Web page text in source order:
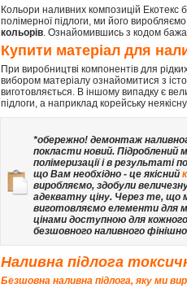
Кольори наливних композицій
полімерної підлоги, ми його
кольорів. Ознайомившись з кодом
Купити матеріал для
При виробництві компонентів для
вибором матеріалу ознайомитися з
виготовляється. В іншому випадку є
підлоги, а наприклад корейську
*обережно! демонтаж
покласти новий. Підроблений
полімеризації і в результаті
що Вам необхідно - це якісний
виробляємо, здобули
адекватну ціну. Через те, що
виготовляємо елементи для
цінами доступною для
безшовного наливного
Наливна підлога
Безшовна наливна підлога, яку ми